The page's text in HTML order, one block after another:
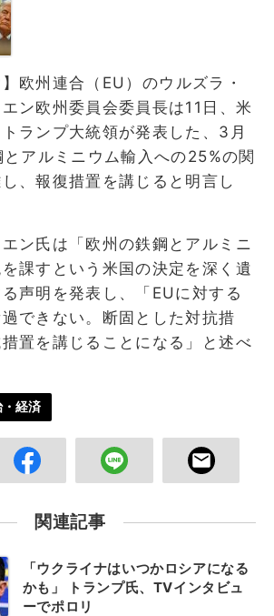
欧州連合（EU）のウルズラ・
ン欧州委員会委員長は11日、米
ランプ大統領が発表した、3月
アルミニウム輸入への25%の関
、報復措置を講じると明言し
ン氏は「欧州の鉄鋼とアルミニ
課すという米国の決定を深く遺
声明を発表し、「EUに対する
できない。断固とした対抗措
置を講じることになる」と述べ
・経済
関連記事
「ウクライナはいつかロシアになる
かも」 トランプ氏、TVインタビュ
ーでポロリ